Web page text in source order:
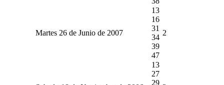
Martes 26 de Junio de 2007
13
16
31
34
39
47
2
13
27
29